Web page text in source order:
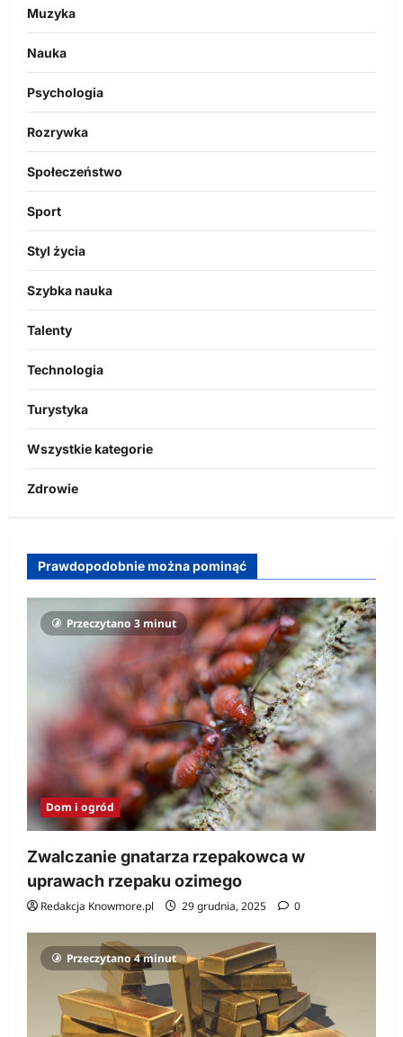
Muzyka
Nauka
Psychologia
Rozrywka
Społeczeństwo
Sport
Styl życia
Szybka nauka
Talenty
Technologia
Turystyka
Wszystkie kategorie
Zdrowie
Prawdopodobnie można pominąć
Przeczytano 3 minut
Dom i ogród
Zwalczanie gnatarza rzepakowca w
uprawach rzepaku ozimego
Redakcja Knowmore.pl 29 grudnia, 2025 0
Przeczytano 4 minut